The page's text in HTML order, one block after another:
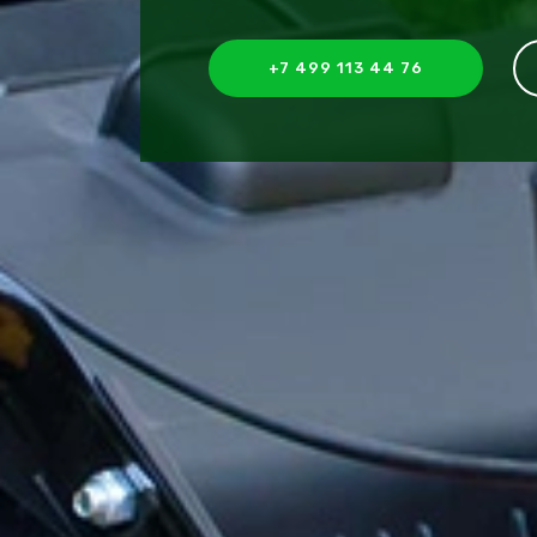
+7 499 113 44 76